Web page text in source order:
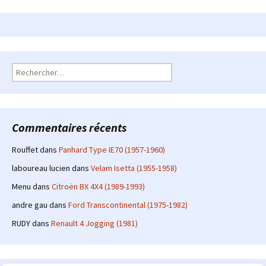
Rechercher :
Commentaires récents
Rouffetdans Panhard Type IE70 (1957-1960)
laboureau lucien dans Velam Isetta (1955-1958)
Menu dans Citroën BX 4X4 (1989-1993)
andre gau dans Ford Transcontinental (1975-1982)
RUDYdans Renault 4 Jogging (1981)